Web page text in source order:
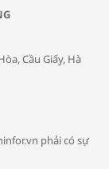
tránh bệnh
tiết giao mùa
Cầu Giấy, Hà
phải có sự